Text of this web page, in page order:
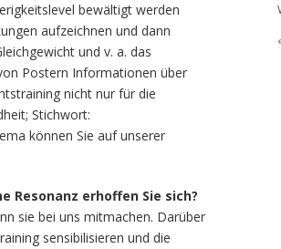
bewältigt werden
aufzeichnen und dann
und v. a. das
Postern Informationen über
nicht nur für die
Stichwort:
können Sie auf unserer
Resonanz erhoffen Sie sich?
sie bei uns mitmachen. Darüber
sensibilisieren und die